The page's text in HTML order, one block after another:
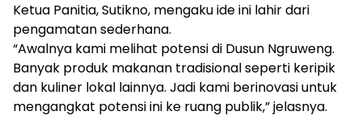
Ketua Panitia, Sutikno, mengaku ide ini lahir dari
pengamatan sederhana.
“Awalnya kami melihat potensi di Dusun Ngruweng.
Banyak produk makanan tradisional seperti keripik
dan kuliner lokal lainnya. Jadi kami berinovasi untuk
mengangkat potensi ini ke ruang publik,” jelasnya.